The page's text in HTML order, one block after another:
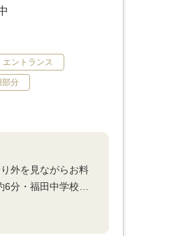
エントランス
部分
外を見ながらお料
分・福田中学校…